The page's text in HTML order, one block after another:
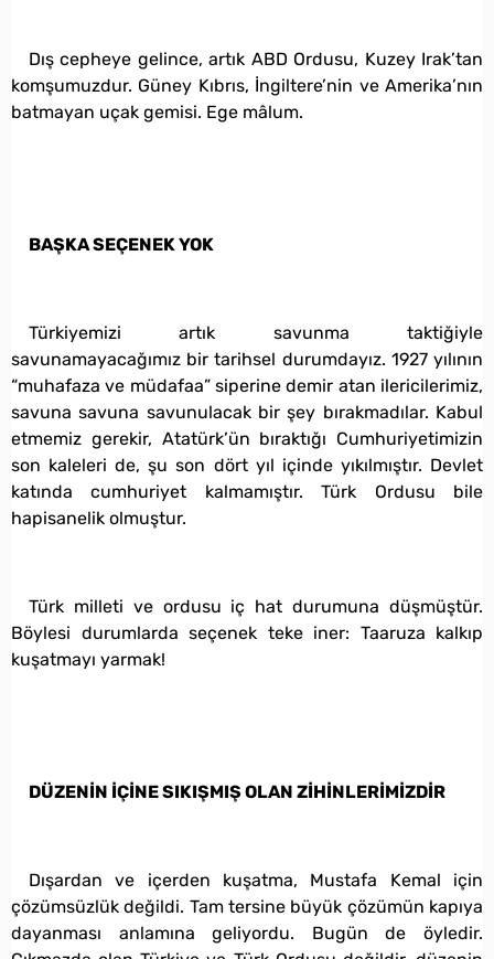
Dış cepheye gelince, artık ABD Ordusu, Kuzey Irak’tan
komşumuzdur. Güney Kıbrıs, İngiltere’nin ve Amerika’nın
batmayan uçak gemisi. Ege mâlum.
BAŞKA SEÇENEK YOK
Türkiyemizi artık savunma taktiğiyle
savunamayacağımız bir tarihsel durumdayız. 1927 yılının
“muhafaza ve müdafaa” siperine demir atan ilericilerimiz,
savuna savuna savunulacak bir şey bırakmadılar. Kabul
etmemiz gerekir, Atatürk’ün bıraktığı Cumhuriyetimizin
son kaleleri de, şu son dört yıl içinde yıkılmıştır. Devlet
katında cumhuriyet kalmamıştır. Türk Ordusu bile
hapisanelik olmuştur.
Türk milleti ve ordusu iç hat durumuna düşmüştür.
Böylesi durumlarda seçenek teke iner: Taaruza kalkıp
kuşatmayı yarmak!
DÜZENİN İÇİNE SIKIŞMIŞ OLAN ZİHİNLERİMİZDİR
Dışardan ve içerden kuşatma, Mustafa Kemal için
çözümsüzlük değildi. Tam tersine büyük çözümün kapıya
dayanması anlamına geliyordu. Bugün de öyledir.